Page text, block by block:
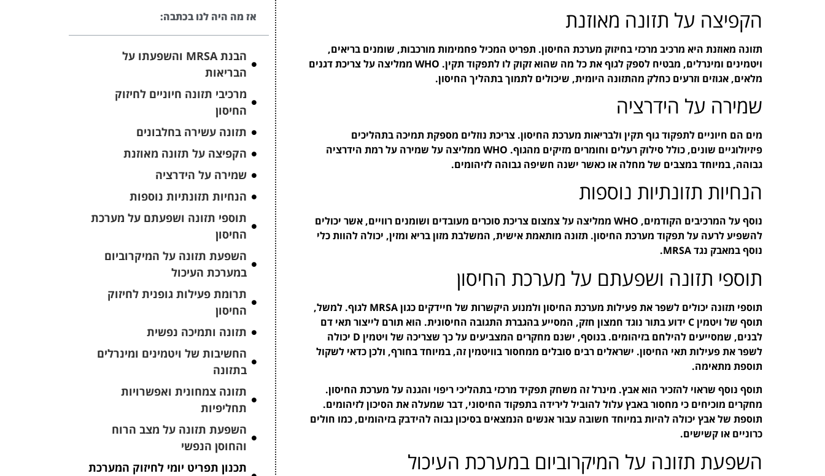
הקפיצה על תזונה מאוזנת
תזונה מאוזנת היא מרכיב מרכזי בחיזוק מערכת החיסון. תפריט המכיל פחמימות מורכבות, שומנים בריאים,
ויטמינים ומינרלים, מבטיח לספק לגוף את כל מה שהוא זקוק לו לתפקוד תקין. WHO ממליצה על צריכת דגנים
מלאים, אגוזים וזרעים כחלק מהתזונה היומית, שיכולים לתמוך בתהליך החיסון.
שמירה על הידרציה
מים הם חיוניים לתפקוד גוף תקין ולבריאות מערכת החיסון. צריכת נוזלים מספקת תמיכה בתהליכים
פיזיולוגיים שונים, כולל סילוק רעלים וחומרים מזיקים מהגוף. WHO ממליצה על שמירה על רמת הידרציה
גבוהה, במיוחד במצבים של מחלה או כאשר ישנה חשיפה גבוהה לזיהומים.
הנחיות תזונתיות נוספות
נוסף על המרכיבים הקודמים, WHO ממליצה על צמצום צריכת סוכרים מעובדים ושומנים רוויים, אשר יכולים
להשפיע לרעה על תפקוד מערכת החיסון. תזונה מותאמת אישית, המשלבת מזון בריא ומזין, יכולה להוות כלי
נוסף במאבק נגד MRSA.
תוספי תזונה ושפעתם על מערכת החיסון
תוספי תזונה יכולים לשפר את פעילות מערכת החיסון ולמנוע היקשרות של חיידקים כגון MRSA לגוף. למשל,
תוסף של ויטמין C ידוע בתור נוגד חמצון חזק, המסייע בהגברת התגובה החיסונית. הוא תורם לייצור תאי דם
לבנים, שמסייעים להילחם בזיהומים. בנוסף, ישנם מחקרים המצביעים על כך שצריכה של ויטמין D יכולה
לשפר את פעילות תאי החיסון. ישראלים רבים סובלים ממחסור בוויטמין זה, במיוחד בחורף, ולכן כדאי לשקול
תוספת מתאימה.
תוסף נוסף שראוי להזכיר הוא אבץ. מינרל זה משחק תפקיד מרכזי בתהליכי ריפוי והגנה על מערכת החיסון.
מחקרים מוכיחים כי מחסור באבץ עלול להוביל לירידה בתפקוד החיסוני, דבר שמעלה את הסיכון לזיהומים.
תוספת של אבץ יכולה להיות במיוחד חשובה עבור אנשים הנמצאים בסיכון גבוה להידבק בזיהומים, כמו חולים
כרוניים או קשישים.
השפעת תזונה על המיקרוביום במערכת העיכול
אז מה היה לנו בכתבה:
הבנת MRSA והשפעתו על
הבריאות
מרכיבי תזונה חיוניים לחיזוק
החיסון
תזונה עשירה בחלבונים
הקפיצה על תזונה מאוזנת
שמירה על הידרציה
הנחיות תזונתיות נוספות
תוספי תזונה ושפעתם על מערכת
החיסון
השפעת תזונה על המיקרוביום
במערכת העיכול
תרומת פעילות גופנית לחיזוק
החיסון
תזונה ותמיכה נפשית
החשיבות של ויטמינים ומינרלים
בתזונה
תזונה צמחונית ואפשרויות
תחליפיות
השפעת תזונה על מצב הרוח
והחוסן הנפשי
תכנון תפריט יומי לחיזוק המערכת